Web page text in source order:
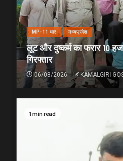
MP-11 धार मध्यप्रदेश
लूट और दुष्कर्म का फरार 10
गिरफ्तार
06/08/2026 KAMALGIRI
1 min read